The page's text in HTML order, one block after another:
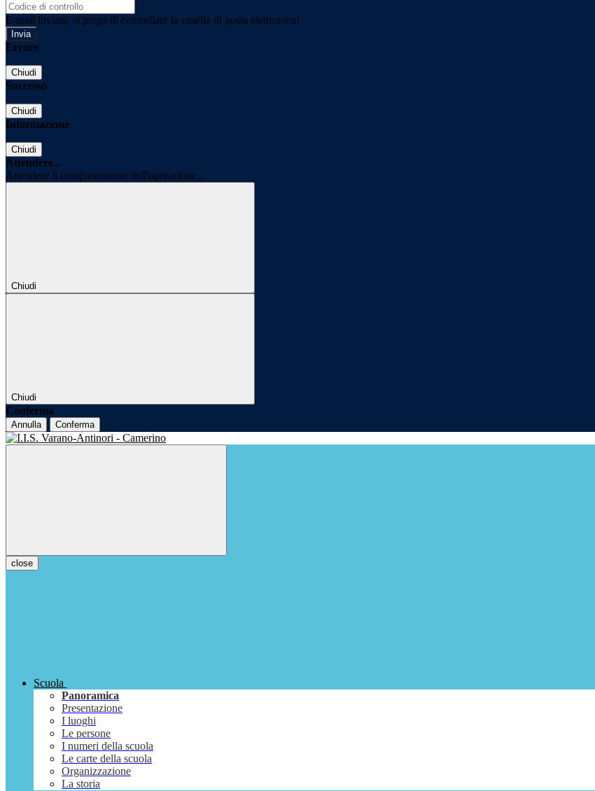
E-mail inviata, si prega di controllare la casella di posta elettronica!
Errore
Chiudi
Successo
Chiudi
Informazione
Chiudi
Attendere...
Attendere il completamento dell'operazione...
Chiudi
Chiudi
Conferma
Annulla Conferma
close
Scuola
Panoramica
Presentazione
I luoghi
Le persone
I numeri della scuola
Le carte della scuola
Organizzazione
La storia